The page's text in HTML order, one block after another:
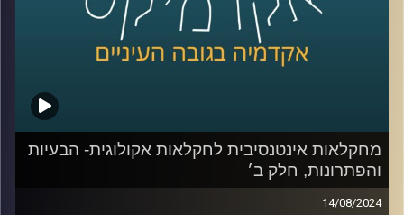
מחקלאות אינטנסיבית לחקלאות אקולוגית- הבעיות
והפתרונות, חלק ב׳
14/08/2024